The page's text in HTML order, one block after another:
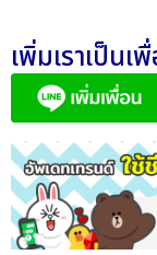
เพิ่มเราเป็น